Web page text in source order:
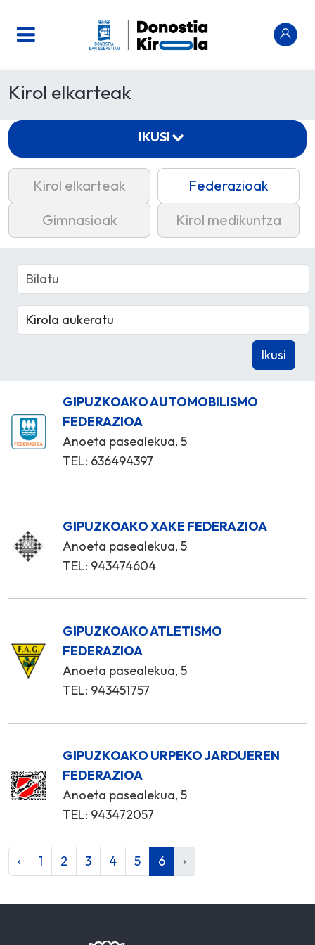
Kirol elkarteak
Kirol elkarteak
Federazioak
Gimnasioak
Kirol medikuntza
GIPUZKOAKO AUTOMOBILISMO
FEDERAZIOA
Anoeta pasealekua, 5
TEL: 636494397
GIPUZKOAKO XAKE FEDERAZIOA
Anoeta pasealekua, 5
TEL: 943474604
GIPUZKOAKO ATLETISMO
FEDERAZIOA
Anoeta pasealekua, 5
TEL: 943451757
GIPUZKOAKO URPEKO JARDUEREN
FEDERAZIOA
Anoeta pasealekua, 5
TEL: 943472057
‹ 1 2 3 4 5 6 ›
IKUSI